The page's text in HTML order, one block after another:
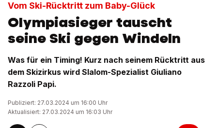
Vom Ski-Rücktritt zum Baby-Glück
Olympiasieger tauscht
seine Ski gegen Windeln
Was für ein Timing! Kurz nach seinem Rücktritt aus
dem Skizirkus wird Slalom-Spezialist Giuliano
Razzoli Papi.
Publiziert: 27.03.2024 um 16:00 Uhr
Aktualisiert: 27.03.2024 um 16:03 Uhr